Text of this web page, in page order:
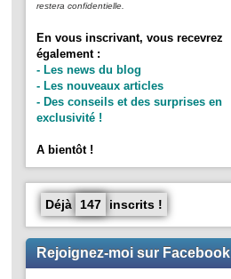
restera confidentielle.
En vous inscrivant, vous recevrez
également :
- Les news du blog
- Les nouveaux articles
- Des conseils et des surprises en
exclusivité !
A bientôt !
Déjà 147 inscrits !
Rejoignez-moi sur Facebook